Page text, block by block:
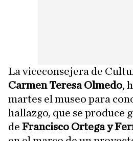
La viceconsejera de
Carmen Teresa Olmedo,
martes el museo para
hallazgo, que se produce
de Francisco Ortega y